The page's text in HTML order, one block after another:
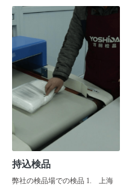
持込検品
弊社の検品場での検品 1. 上海